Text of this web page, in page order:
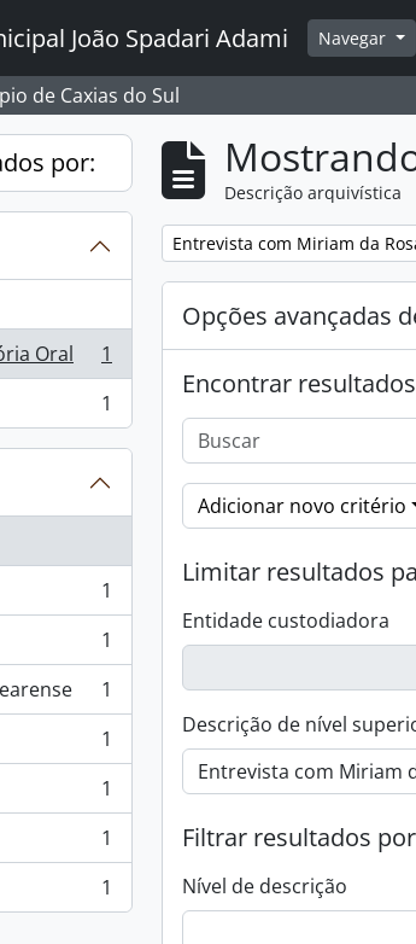
João Spadari Adami Navegar
de Caxias do Sul
por:
Oral
1
1
1
1
1
1
1
1
1
Descrição arquivística
Remover filtro:
Entrevista com Miriam da
Opções avançadas
Encontrar
Adicionar novo critério
Limitar resultados
Entidade custodiadora
Descrição de nível
Filtrar resultados
Nível de descrição